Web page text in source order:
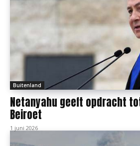
Buitenland
Netanyahu geeft opdracht
Beiroet
1 juni 2026